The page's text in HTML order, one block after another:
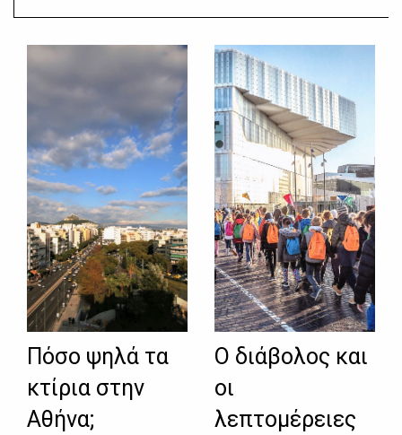
Πόσο ψηλά τα
κτίρια στην
Αθήνα;
Ο διάβολος και
οι
λεπτομέρειες